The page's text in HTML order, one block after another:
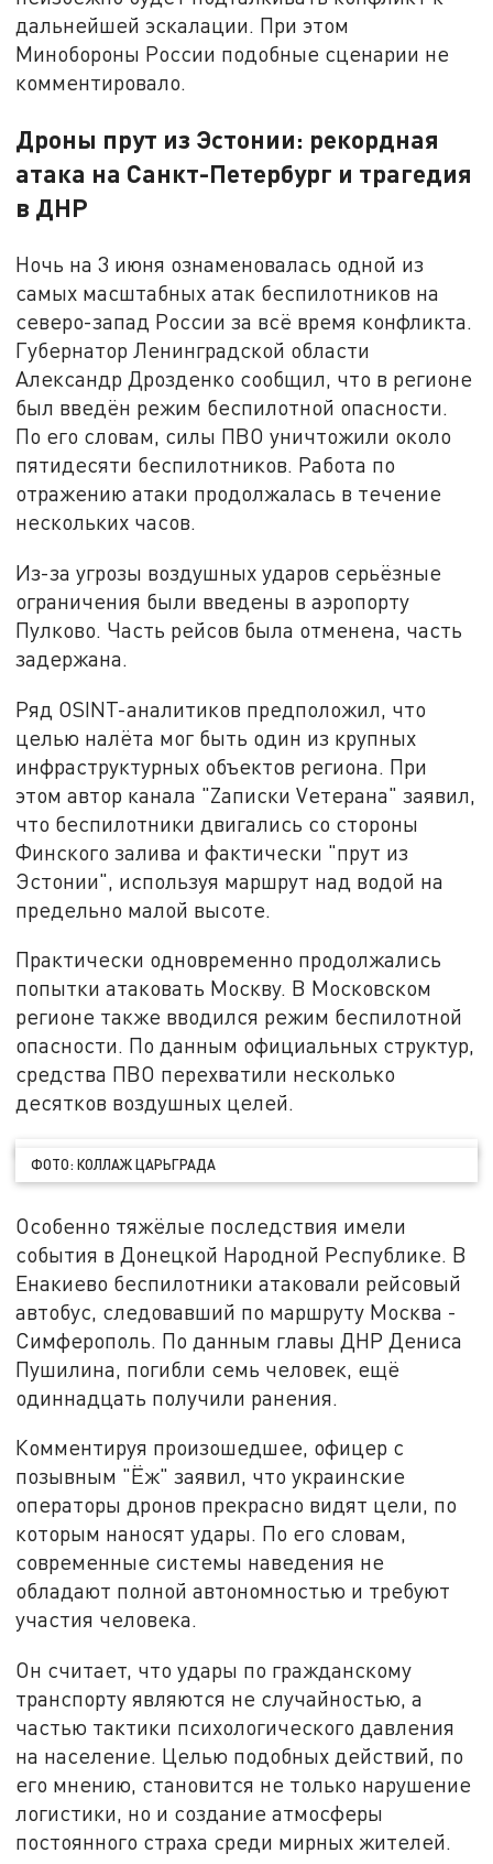
дальнейшей эскалации. При этом
Минобороны России подобные сценарии не
комментировало.
Дроны прут из Эстонии: рекордная
атака на Санкт-Петербург и трагедия
в ДНР
Ночь на 3 июня ознаменовалась одной из
самых масштабных атак беспилотников на
северо-запад России за всё время конфликта.
Губернатор Ленинградской области
Александр Дрозденко сообщил, что в регионе
был введён режим беспилотной опасности.
По его словам, силы ПВО уничтожили около
пятидесяти беспилотников. Работа по
отражению атаки продолжалась в течение
нескольких часов.
Из-за угрозы воздушных ударов серьёзные
ограничения были введены в аэропорту
Пулково. Часть рейсов была отменена, часть
задержана.
Ряд OSINT-аналитиков предположил, что
целью налёта мог быть один из крупных
инфраструктурных объектов региона. При
этом автор канала "Zаписки Vетерана" заявил,
что беспилотники двигались со стороны
Финского залива и фактически "прут из
Эстонии", используя маршрут над водой на
предельно малой высоте.
Практически одновременно продолжались
попытки атаковать Москву. В Московском
регионе также вводился режим беспилотной
опасности. По данным официальных структур,
средства ПВО перехватили несколько
десятков воздушных целей.
ФОТО: КОЛЛАЖ ЦАРЬГРАДА
Особенно тяжёлые последствия имели
события в Донецкой Народной Республике. В
Енакиево беспилотники атаковали рейсовый
автобус, следовавший по маршруту Москва -
Симферополь. По данным главы ДНР Дениса
Пушилина, погибли семь человек, ещё
одиннадцать получили ранения.
Комментируя произошедшее, офицер с
позывным "Ёж" заявил, что украинские
операторы дронов прекрасно видят цели, по
которым наносят удары. По его словам,
современные системы наведения не
обладают полной автономностью и требуют
участия человека.
Он считает, что удары по гражданскому
транспорту являются не случайностью, а
частью тактики психологического давления
на население. Целью подобных действий, по
его мнению, становится не только нарушение
логистики, но и создание атмосферы
постоянного страха среди мирных жителей.